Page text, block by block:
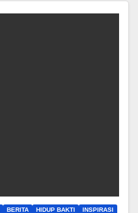
BERITA HIDUP BAKTI
INSPIRASI